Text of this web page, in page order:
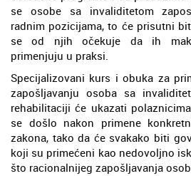
se osobe sa invaliditetom
radnim pozicijama, to će prisutni
se od njih očekuje da ih
primenjuju u praksi.
Specijalizovani kurs i obuka za
zapošljavanju osoba sa
rehabilitaciji će ukazati
se došlo nakon primene
zakona, tako da će svakako biti
koji su primećeni kao nedovoljno
što racionalnijeg zapošljavanja